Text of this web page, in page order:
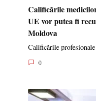
Calificările
UE vor putea fi
Moldova
Calificările
0